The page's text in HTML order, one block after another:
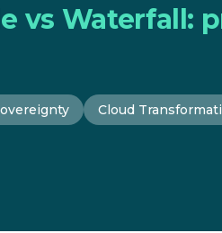
vs Waterfall:
Cloud